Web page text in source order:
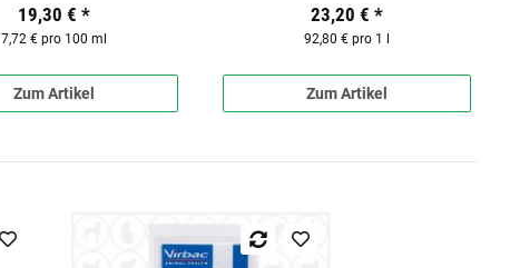
19,30 €*
7,72 € pro 100 ml
Zum Artikel
23,20 €*
92,80 € pro 1 l
Zum Artikel